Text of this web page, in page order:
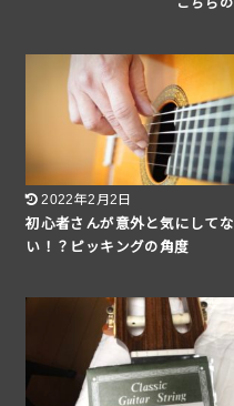
2022年2月2日
初心者さんが意外と気にしてな
い！？ピッキングの角度